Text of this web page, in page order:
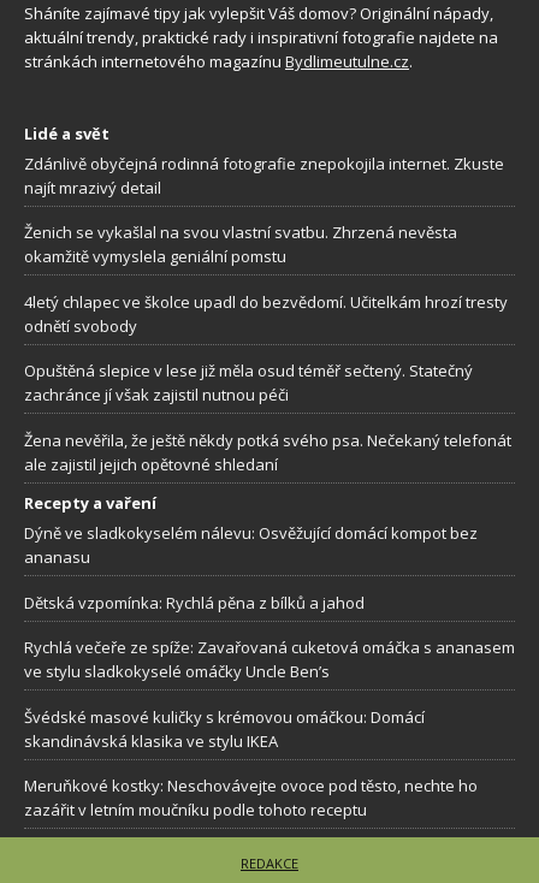
Sháníte zajímavé tipy jak vylepšit Váš domov? Originální nápady,
aktuální trendy, praktické rady i inspirativní fotografie najdete na
stránkách internetového magazínu Bydlimeutulne.cz.
Lidé a svět
Zdánlivě obyčejná rodinná fotografie znepokojila internet. Zkuste
najít mrazivý detail
Ženich se vykašlal na svou vlastní svatbu. Zhrzená nevěsta
okamžitě vymyslela geniální pomstu
4letý chlapec ve školce upadl do bezvědomí. Učitelkám hrozí tresty
odnětí svobody
Opuštěná slepice v lese již měla osud téměř sečtený. Statečný
zachránce jí však zajistil nutnou péči
Žena nevěřila, že ještě někdy potká svého psa. Nečekaný telefonát
ale zajistil jejich opětovné shledaní
Recepty a vaření
Dýně ve sladkokyselém nálevu: Osvěžující domácí kompot bez
ananasu
Dětská vzpomínka: Rychlá pěna z bílků a jahod
Rychlá večeře ze spíže: Zavařovaná cuketová omáčka s ananasem
ve stylu sladkokyselé omáčky Uncle Ben’s
Švédské masové kuličky s krémovou omáčkou: Domácí
skandinávská klasika ve stylu IKEA
Meruňkové kostky: Neschovávejte ovoce pod těsto, nechte ho
zazářit v letním moučníku podle tohoto receptu
REDAKCE